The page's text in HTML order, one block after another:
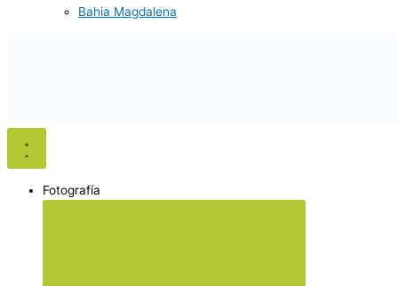
Bahia Magdalena
Fotografía